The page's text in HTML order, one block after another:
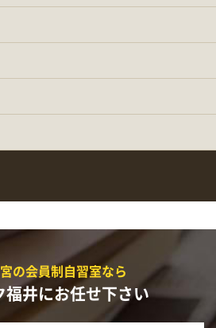
の会員制自習室なら
福井にお任せ下さい